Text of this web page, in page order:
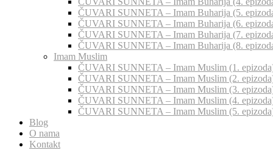
ČUVARI SUNNETA – Imam Buharija (5.
ČUVARI SUNNETA – Imam Buharija (6.
ČUVARI SUNNETA – Imam Buharija (7.
ČUVARI SUNNETA – Imam Buharija (8.
Imam Muslim
ČUVARI SUNNETA – Imam Muslim (1.
ČUVARI SUNNETA – Imam Muslim (2.
ČUVARI SUNNETA – Imam Muslim (3.
ČUVARI SUNNETA – Imam Muslim (4.
ČUVARI SUNNETA – Imam Muslim (5.
Blog
O nama
Kontakt